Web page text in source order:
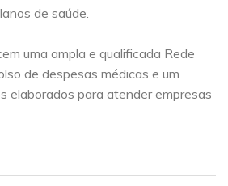
de saúde.
uma ampla e qualificada Rede
de despesas médicas e um
elaborados para atender empresas